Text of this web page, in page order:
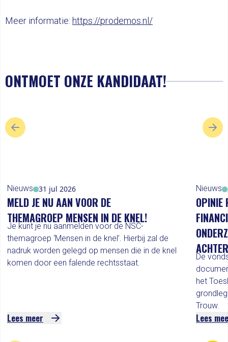
Meer informatie: https://prodemos.nl/
ONTMOET ONZE KANDIDAAT!
VORIGE SLIDE
Nieuws 31 jul 2026
MELD JE NU AAN VOOR DE
THEMAGROEP MENSEN IN DE KNEL!
Je kunt je nu aanmelden voor de NSC-
themagroep ‘Mensen in de knel’. Hierbij zal de
nadruk worden gelegd op mensen die in de knel
komen door een falende rechtsstaat.
Lees meer
Nieuws
OPINIE
De
het
Trouw.
Lees